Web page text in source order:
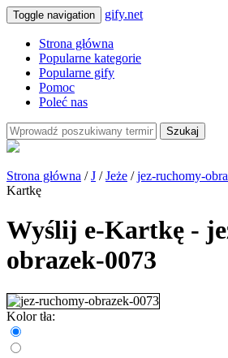
Toggle navigation gify.net
Strona główna
Popularne kategorie
Popularne gify
Pomoc
Poleć nas
Szukaj
Strona główna /J /Jeże /jez-ruchomy-
Kartkę
Wyślij e-Kartkę -
obrazek-0073
Kolor tła: